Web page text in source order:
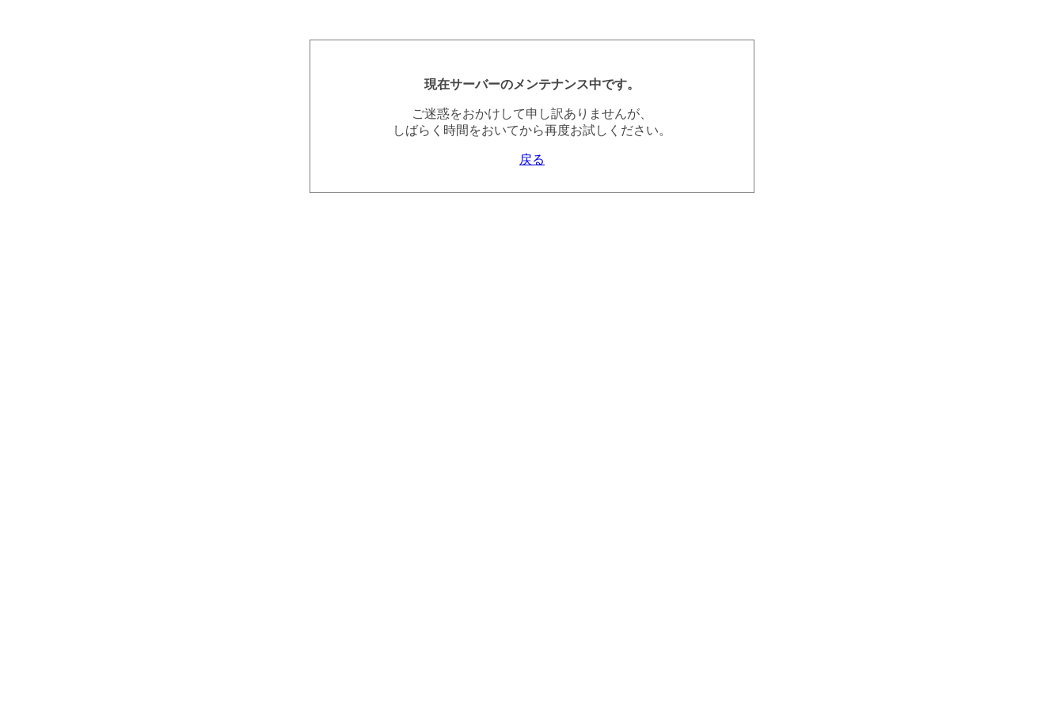
現在サーバーのメンテナンス中です。
ご迷惑をおかけして申し訳ありませんが、
しばらく時間をおいてから再度お試しください。
戻る